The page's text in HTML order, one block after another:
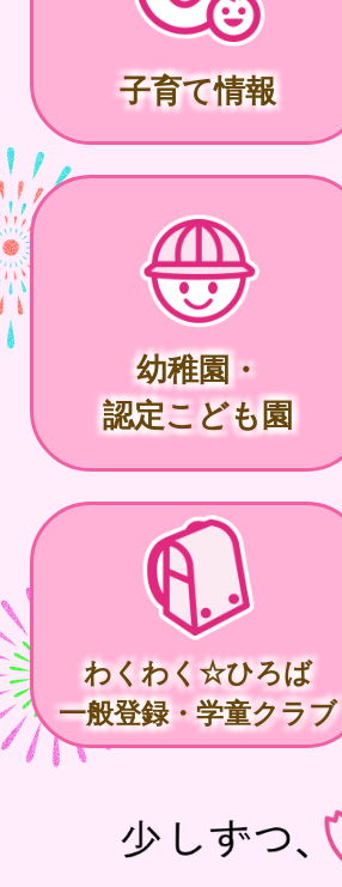
子育て情報
幼稚園・
認定こども園
わくわく☆ひろば
一般登録・学童クラブ